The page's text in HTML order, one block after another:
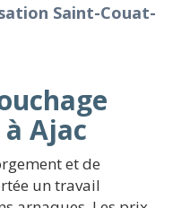
Saint-Couat-
Ajac
et de
un travail